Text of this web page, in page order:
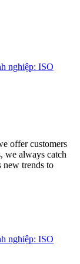
offer customers
we always catch
new trends to